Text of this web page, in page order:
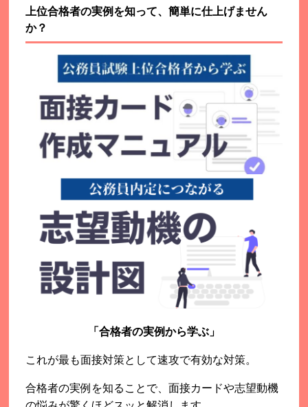
上位合格者の実例を知って、簡単に仕上げません
か？
「合格者の実例から学ぶ」
これが最も面接対策として速攻で有効な対策。
合格者の実例を知ることで、面接カードや志望動機